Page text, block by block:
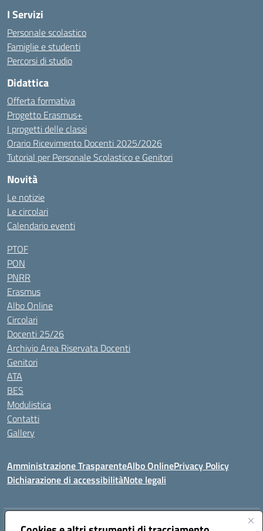
I Servizi
Personale scolastico
Famiglie e studenti
Percorsi di studio
Didattica
Offerta formativa
Progetto Erasmus+
I progetti delle classi
Orario Ricevimento Docenti 2025/2026
Tutorial per Personale Scolastico e Genitori
Novità
Le notizie
Le circolari
Calendario eventi
PTOF
PON
PNRR
Erasmus
Albo Online
Circolari
Docenti 25/26
Archivio Area Riservata Docenti
Genitori
ATA
BES
Modulistica
Contatti
Gallery
Amministrazione TrasparenteAlbo OnlinePrivacy Policy
Dichiarazione di accessibilitàNote legali
Indirizzo:Via Coniugi Crigna – Cap. 89861 – Tropea (VV)